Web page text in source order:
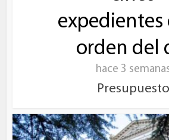
expedientes
orden del
hace 3
Presupuesto